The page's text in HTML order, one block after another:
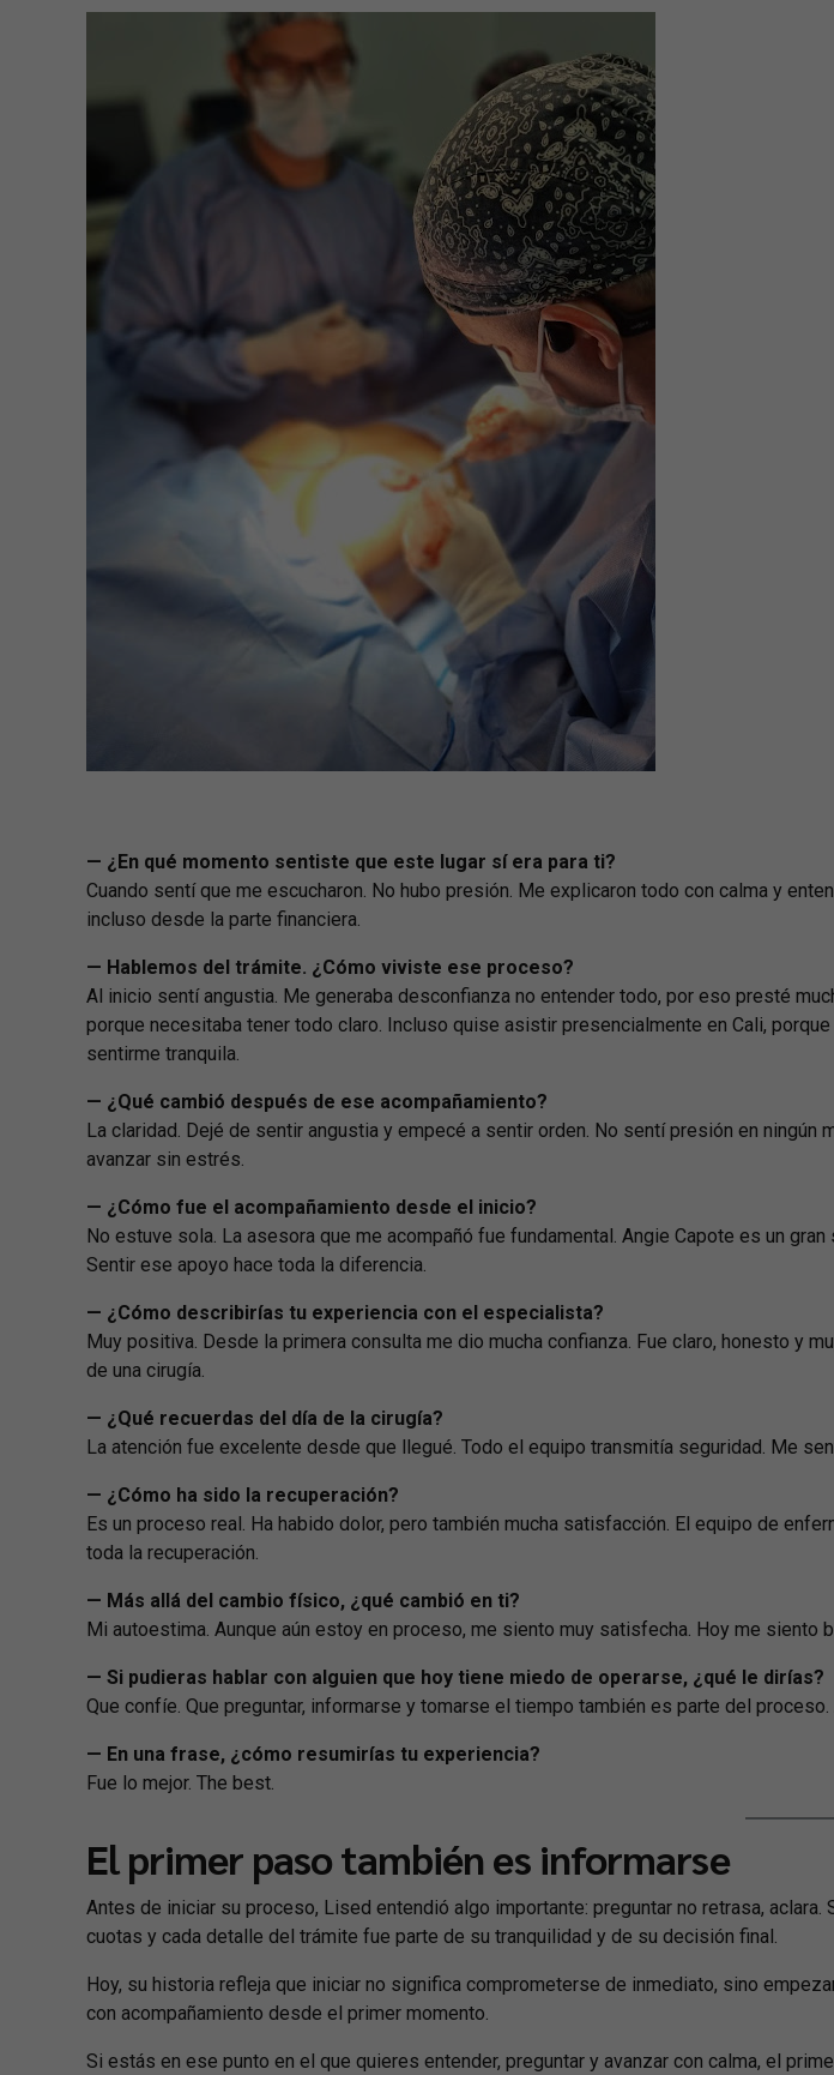
— ¿En qué momento sentiste que este lugar sí era para ti?
Cuando sentí que me escucharon. No hubo presión. Me explicaron todo con calma y
incluso desde la parte financiera.
— Hablemos del trámite. ¿Cómo viviste ese proceso?
Al inicio sentí angustia. Me generaba desconfianza no entender todo, por eso presté
porque necesitaba tener todo claro. Incluso quise asistir presencialmente en Cali,
sentirme tranquila.
— ¿Qué cambió después de ese acompañamiento?
La claridad. Dejé de sentir angustia y empecé a sentir orden. No sentí presión en
avanzar sin estrés.
— ¿Cómo fue el acompañamiento desde el inicio?
No estuve sola. La asesora que me acompañó fue fundamental. Angie Capote es un
Sentir ese apoyo hace toda la diferencia.
— ¿Cómo describirías tu experiencia con el especialista?
Muy positiva. Desde la primera consulta me dio mucha confianza. Fue claro, honesto y
de una cirugía.
— ¿Qué recuerdas del día de la cirugía?
La atención fue excelente desde que llegué. Todo el equipo transmitía seguridad. Me
— ¿Cómo ha sido la recuperación?
Es un proceso real. Ha habido dolor, pero también mucha satisfacción. El equipo de
toda la recuperación.
— Más allá del cambio físico, ¿qué cambió en ti?
Mi autoestima. Aunque aún estoy en proceso, me siento muy satisfecha. Hoy me siento
— Si pudieras hablar con alguien que hoy tiene miedo de operarse, ¿qué le dirías?
Que confíe. Que preguntar, informarse y tomarse el tiempo también es parte del
— En una frase, ¿cómo resumirías tu experiencia?
Fue lo mejor. The best.
El primer paso también es informarse
Antes de iniciar su proceso, Lised entendió algo importante: preguntar no retrasa,
cuotas y cada detalle del trámite fue parte de su tranquilidad y de su decisión final.
Hoy, su historia refleja que iniciar no significa comprometerse de inmediato, sino
con acompañamiento desde el primer momento.
Si estás en ese punto en el que quieres entender, preguntar y avanzar con calma, el